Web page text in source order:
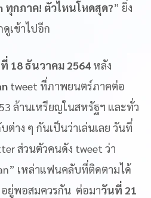
ทุกภาค! ตัวไหนโหดสุด?” ยิ่ง
เข้าไปอีก
18 ธันวาคม 2564 หลัง
tweet ที่ภาพยนตร์ภาคต่อ
ล้านเหรียญในสหรัฐฯ และทั่ว
ต่าง ๆ กันเป็นว่าเล่นเลย วันที่
ส่วนตัวคนดัง tweet ว่า
เหล่าแฟนคลับที่ติดตามได้
ยู่พอสมควรกัน ต่อมาวันที่ 21